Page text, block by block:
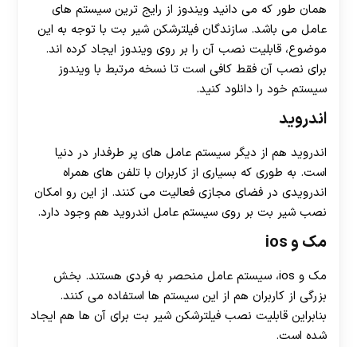
30 تا 50 درصد شارژ هدیه بیشتر فقط با ثبت نام در
هات بت
همان طور که می دانید ویندوز از رایج ترین سیستم های
عامل می باشد. سازندگان فیلترشکن شیر بت با توجه به این
موضوع، قابلیت نصب آن را بر روی ویندوز ایجاد کرده اند.
برای نصب آن فقط کافی است تا نسخه مرتبط با ویندوز
سیستم خود را دانلود کنید‌.
اندروید
اندروید هم از دیگر سیستم عامل های پر طرفدار در دنیا
است. به طوری که بسیاری از کاربران با تلفن های همراه
اندرویدی در فضای مجازی فعالیت می کنند. از این رو امکان
نصب شیر بت بر روی سیستم عامل اندروید هم وجود دارد.
مک و ios
مک و ios، سیستم عامل منحصر به فردی هستند. بخش
بزرگی از کاربران هم از این سیستم ها استفاده می کنند.
بنابراین قابلیت نصب فیلترشکن شیر بت برای آن ها هم ایجاد
شده است.